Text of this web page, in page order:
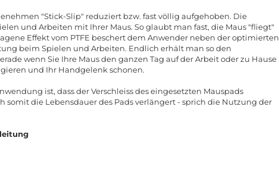
"Stick-Slip" reduziert bzw. fast völlig aufgehoben. Die
und Arbeiten mit Ihrer Maus. So glaubt man fast, die Maus "fliegt"
Effekt vom PTFE beschert dem Anwender neben der optimierten
beim Spielen und Arbeiten. Endlich erhält man so den
wenn Sie Ihre Maus den ganzen Tag auf der Arbeit oder zu Hause
und Ihr Handgelenk schonen.
ist, dass der Verschleiss des eingesetzten Mauspads
die Lebensdauer des Pads verlängert - sprich die Nutzung der